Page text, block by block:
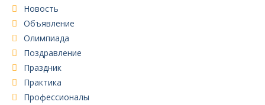
Новость
Объявление
Олимпиада
Поздравление
Праздник
Практика
Профессионалы